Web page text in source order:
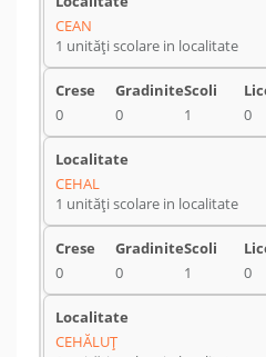
CEAN
1 unități scolare in localitate
0 0 1 0
CEHAL
1 unități scolare in localitate
0 0 1 0
CEHĂLUŢ